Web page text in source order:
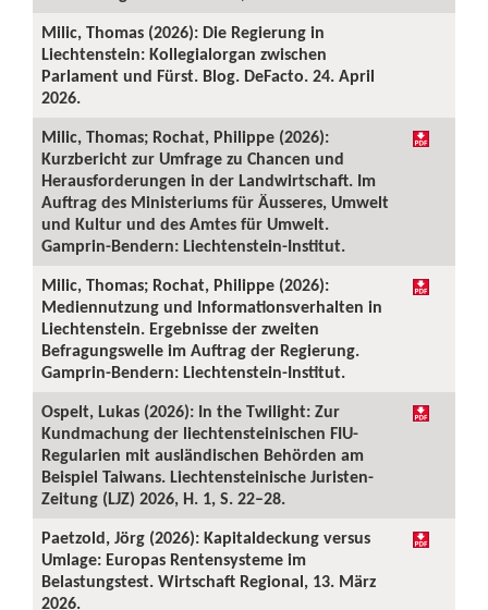
Milic, Thomas (2026): Die Regierung in
Liechtenstein: Kollegialorgan zwischen
Parlament und Fürst. Blog. DeFacto. 24. April
2026.
Milic, Thomas; Rochat, Philippe (2026):
Kurzbericht zur Umfrage zu Chancen und
Herausforderungen in der Landwirtschaft. Im
Auftrag des Ministeriums für Äusseres, Umwelt
und Kultur und des Amtes für Umwelt.
Gamprin-Bendern: Liechtenstein-Institut.
Milic, Thomas; Rochat, Philippe (2026):
Mediennutzung und Informationsverhalten in
Liechtenstein. Ergebnisse der zweiten
Befragungswelle im Auftrag der Regierung.
Gamprin-Bendern: Liechtenstein-Institut.
Ospelt, Lukas (2026): In the Twilight: Zur
Kundmachung der liechtensteinischen FIU-
Regularien mit ausländischen Behörden am
Beispiel Taiwans. Liechtensteinische Juristen-
Zeitung (LJZ) 2026, H. 1, S. 22–28.
Paetzold, Jörg (2026): Kapitaldeckung versus
Umlage: Europas Rentensysteme im
Belastungstest. Wirtschaft Regional, 13. März
2026.